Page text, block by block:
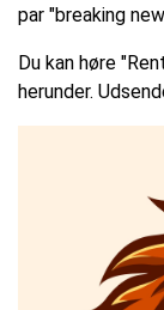
par "breaking
Du kan høre
herunder.